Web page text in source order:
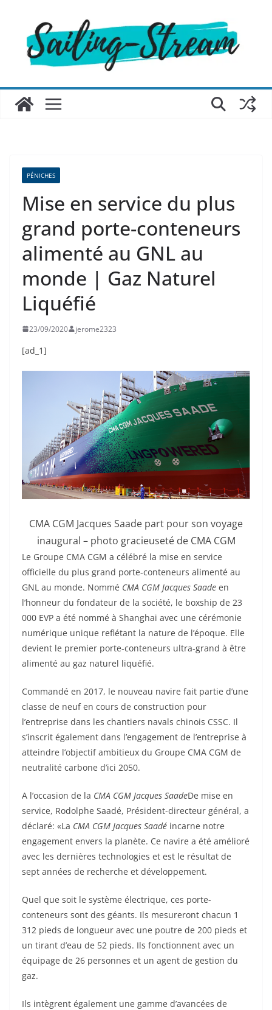
contenu
PÉNICHES
Mise en service du plus
grand porte-conteneurs
alimenté au GNL au
monde | Gaz Naturel
Liquéfié
23/09/2020 jerome2323
[ad_1]
CMA CGM Jacques Saade part pour son voyage
inaugural – photo gracieuseté de CMA CGM
Le Groupe CMA CGM a célébré la mise en service
officielle du plus grand porte-conteneurs alimenté au
GNL au monde. Nommé CMA CGM Jacques Saade en
l’honneur du fondateur de la société, le boxship de 23
000 EVP a été nommé à Shanghai avec une cérémonie
numérique unique reflétant la nature de l’époque. Elle
devient le premier porte-conteneurs ultra-grand à être
alimenté au gaz naturel liquéfié.
Commandé en 2017, le nouveau navire fait partie d’une
classe de neuf en cours de construction pour
l’entreprise dans les chantiers navals chinois CSSC. Il
s’inscrit également dans l’engagement de l’entreprise à
atteindre l’objectif ambitieux du Groupe CMA CGM de
neutralité carbone d’ici 2050.
A l’occasion de la CMA CGM Jacques SaadeDe mise en
service, Rodolphe Saadé, Président-directeur général, a
déclaré: «La CMA CGM Jacques Saadé incarne notre
engagement envers la planète. Ce navire a été amélioré
avec les dernières technologies et est le résultat de
sept années de recherche et développement.
Quel que soit le système électrique, ces porte-
conteneurs sont des géants. Ils mesureront chacun 1
312 pieds de longueur avec une poutre de 200 pieds et
un tirant d’eau de 52 pieds. Ils fonctionnent avec un
équipage de 26 personnes et un agent de gestion du
gaz.
Ils intègrent également une gamme d’avancées de